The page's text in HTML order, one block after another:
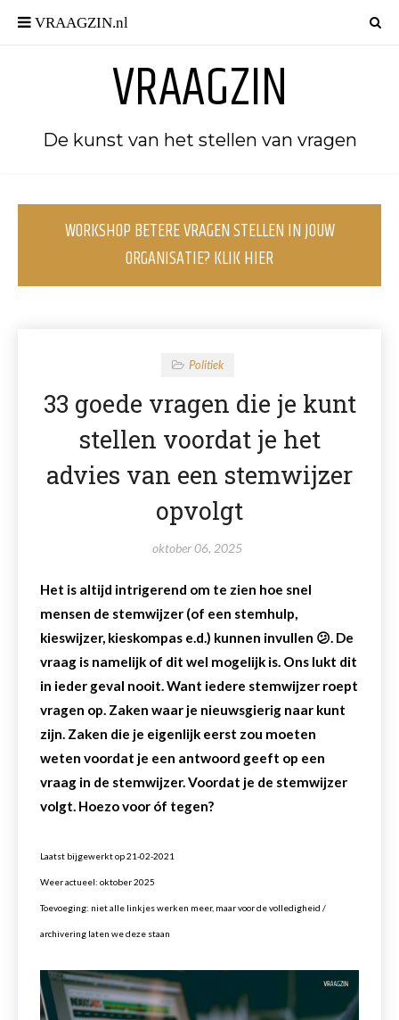
VRAAGZIN
De kunst van het stellen van vragen
WORKSHOP BETERE VRAGEN STELLEN IN JOUW
ORGANISATIE? KLIK HIER
Politiek
33 goede vragen die je kunt
stellen voordat je het
advies van een stemwijzer
opvolgt
oktober 06, 2025
Het is altijd intrigerend om te zien hoe snel
mensen de stemwijzer (of een stemhulp,
kieswijzer, kieskompas e.d.) kunnen invullen 😕. De
vraag is namelijk of dit wel mogelijk is. Ons lukt dit
in ieder geval nooit. Want iedere stemwijzer roept
vragen op. Zaken waar je nieuwsgierig naar kunt
zijn. Zaken die je eigenlijk eerst zou moeten
weten voordat je een antwoord geeft op een
vraag in de stemwijzer. Voordat je de stemwijzer
volgt. Hoezo voor óf tegen?
Laatst bijgewerkt op 21-02-2021
Weer actueel: oktober 2025
Toevoeging: niet alle linkjes werken meer, maar voor de volledigheid /
archivering laten we deze staan